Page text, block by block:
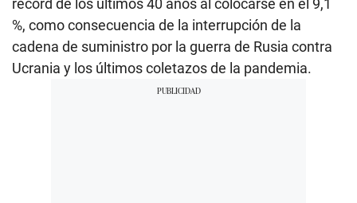
récord de los últimos 40 años al colocarse en el 9,1
%, como consecuencia de la interrupción de la
cadena de suministro por la guerra de Rusia contra
Ucrania y los últimos coletazos de la pandemia.